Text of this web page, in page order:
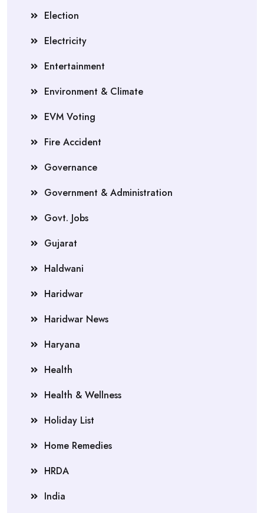
Election
Electricity
Entertainment
Environment & Climate
EVM Voting
Fire Accident
Governance
Government & Administration
Govt. Jobs
Gujarat
Haldwani
Haridwar
Haridwar News
Haryana
Health
Health & Wellness
Holiday List
Home Remedies
HRDA
India